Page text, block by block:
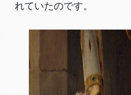
れていたのです。